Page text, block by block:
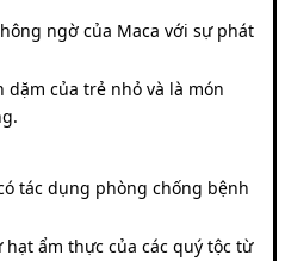
ngờ của Maca với sự phát
dặm của trẻ nhỏ và là món
tác dụng phòng chống bệnh
ẩm thực của các quý tộc từ